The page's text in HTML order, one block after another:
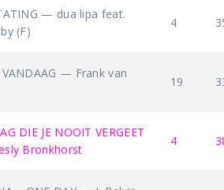
— dua lipa feat.
(F)
4
VANDAAG — Frank van
19
DIE JE NOOIT VERGEET
Bronkhorst
4